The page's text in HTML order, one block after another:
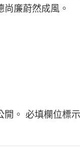
廉蔚然成風。
。 必填欄位標